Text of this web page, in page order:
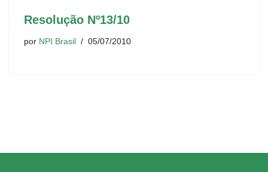
Resolução Nº13/10
por NPI Brasil 05/07/2010